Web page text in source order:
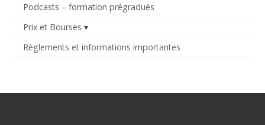
Podcasts – formation prégradués
Prix et Bourses
Règlements et informations importantes